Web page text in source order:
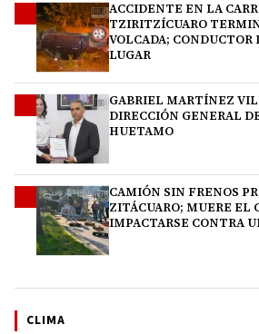
ACCIDENTE EN LA
TZIRITZÍCUARO
VOLCADA; CONDUCTOR
LUGAR
GABRIEL MARTÍNEZ
DIRECCIÓN GENERAL
HUETAMO
CAMIÓN SIN FRENOS
ZITÁCUARO; MUERE EL
IMPACTARSE CONTRA
CLIMA